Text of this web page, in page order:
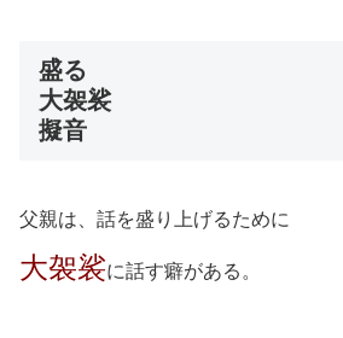
盛る
大袈裟
擬音
父親は、話を盛り上げるために
大袈裟に話す癖がある。